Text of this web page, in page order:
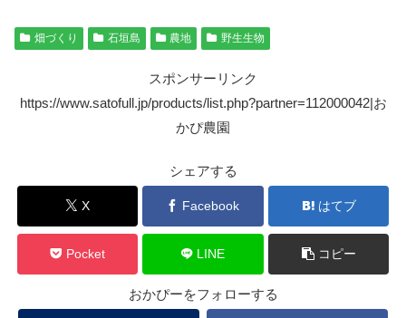
畑づくり 石垣島 農地 野生生物
スポンサーリンク
https://www.satofull.jp/products/list.php?partner=112000042|お
かぴ農園
シェアする
X Facebook はてブ
Pocket LINE コピー
おかぴーをフォローする